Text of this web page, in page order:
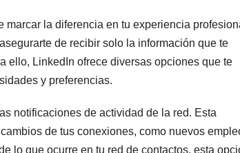
la diferencia en tu experiencia
de recibir solo la información que te
ello, LinkedIn ofrece diversas opciones que te
y preferencias.
notificaciones de actividad de la red. Esta
de tus conexiones, como nuevos
lo que ocurre en tu red de contactos, esta